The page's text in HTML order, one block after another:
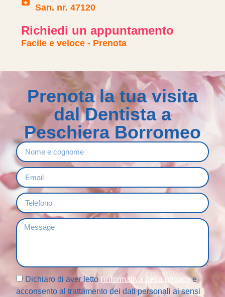
San. nr. 47120
Richiedi un appuntamento
Facile e veloce - Prenota
Prenota la tua visita
dal Dentista a
Peschiera Borromeo
Dichiaro di aver letto l'informativa della privacye
acconsento al trattamento dei dati personali ai sensi